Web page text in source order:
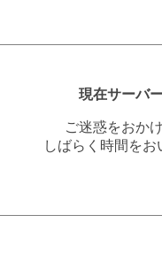
現在サーバ
ご迷惑をおか
しばらく時間を